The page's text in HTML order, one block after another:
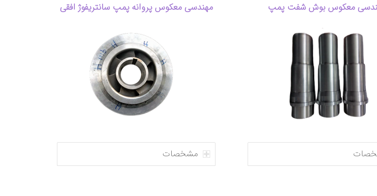
معکوس بوش شفت پمپ مهندسی معکوس پروانه پمپ سانتریفوژ افقی
مشخصات